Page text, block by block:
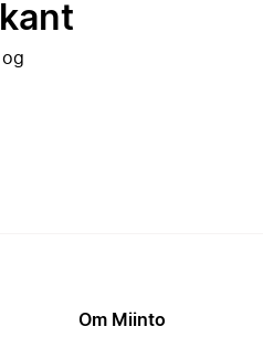
Om Miinto